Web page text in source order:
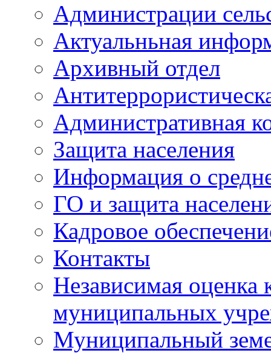
Администрации
Актуальньная
Архивный отдел
Административная
Защита населения
Информация о
ГО и защита
Кадровое
Контакты
Независимая оценка
муниципальных
Муниципальный